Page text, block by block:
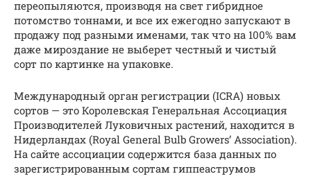
переопыляются, производя на свет гибридное
потомство тоннами, и все их ежегодно запускают в
продажу под разными именами, так что на 100% вам
даже мироздание не выберет честный и чистый
сорт по картинке на упаковке.
Международный орган регистрации (ICRA) новых
сортов — это Королевская Генеральная Ассоциация
Производителей Луковичных растений, находится в
Нидерландах (Royal General Bulb Growers’ Association).
На сайте ассоциации содержится база данных по
зарегистрированным сортам гиппеаструмов